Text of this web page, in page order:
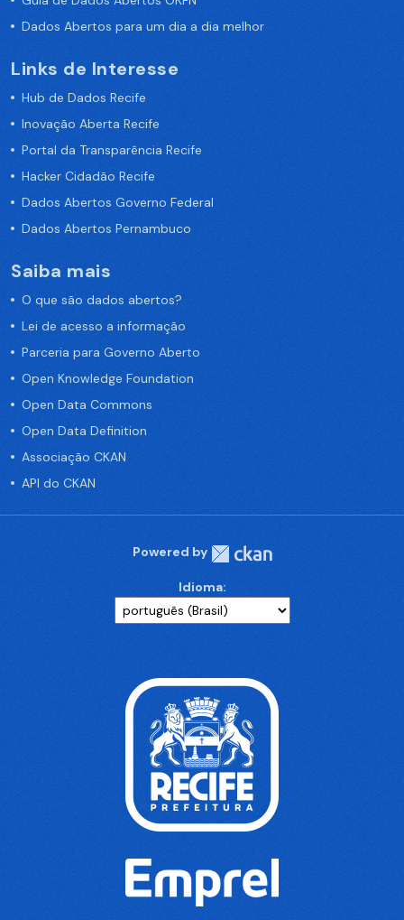
Dados Abertos para um dia a dia melhor
Links de Interesse
Hub de Dados Recife
Inovação Aberta Recife
Portal da Transparência Recife
Hacker Cidadão Recife
Dados Abertos Governo Federal
Dados Abertos Pernambuco
Saiba mais
O que são dados abertos?
Lei de acesso a informação
Parceria para Governo Aberto
Open Knowledge Foundation
Open Data Commons
Open Data Definition
Associação CKAN
API do CKAN
Powered by
Idioma